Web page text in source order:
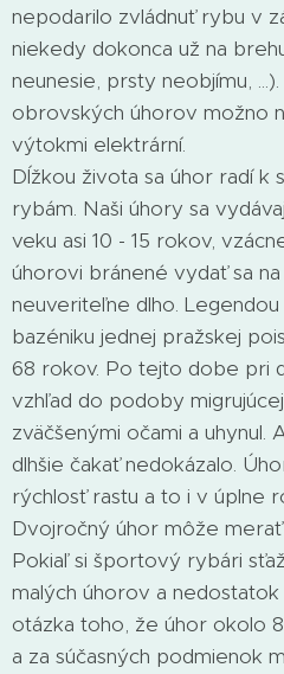
nepodarilo zvládnuť rybu v
niekedy dokonca už na
neunesie, prsty neobjímu,
obrovských úhorov možno
výtokmi elektrární.
Dĺžkou života sa úhor radí k
rybám. Naši úhory sa
veku asi 10 - 15 rokov,
úhorovi bránené vydať sa
neuveriteľne dlho.
bazéniku jednej pražskej
68 rokov. Po tejto dobe pri
vzhľad do podoby
zväčšenými očami a uhynul.
dlhšie čakať nedokázalo.
rýchlosť rastu a to i v úplne
Dvojročný úhor môže
Pokiaľ si športový rybári
malých úhorov a
otázka toho, že úhor okolo
a za súčasných podmienok